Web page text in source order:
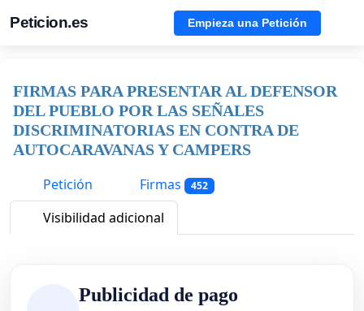
Peticion.es Empieza una Petición
FIRMAS PARA PRESENTAR AL DEFENSOR
DEL PUEBLO POR LAS SEÑALES
DISCRIMINATORIAS EN CONTRA DE
AUTOCARAVANAS Y CAMPERS
Petición
Firmas 452
Visibilidad adicional
Publicidad de pago